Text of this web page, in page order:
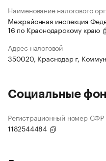
Наименование налогового
Межрайонная инспекция
16 по Краснодарскому краю
Адрес налоговой
350020, Краснодар г,
Социальные
Регистрационный номер СФР
1182544484